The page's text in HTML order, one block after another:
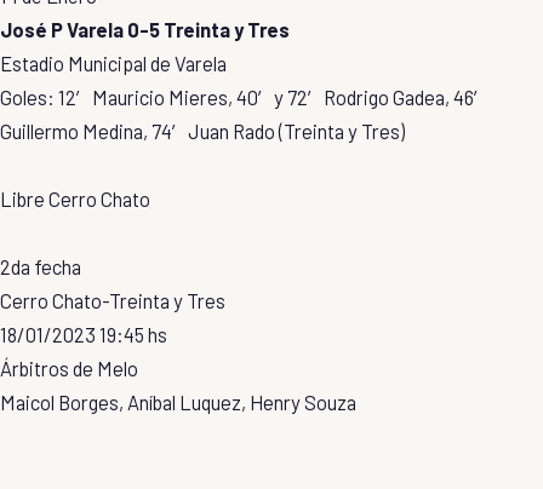
José P Varela 0-5 Treinta y Tres
Estadio Municipal de Varela
Goles: 12′ Mauricio Mieres, 40′ y 72′ Rodrigo Gadea, 46′
Guillermo Medina, 74′ Juan Rado (Treinta y Tres)
Libre Cerro Chato
2da fecha
Cerro Chato-Treinta y Tres
18/01/2023 19:45 hs
Árbitros de Melo
Maicol Borges, Aníbal Luquez, Henry Souza